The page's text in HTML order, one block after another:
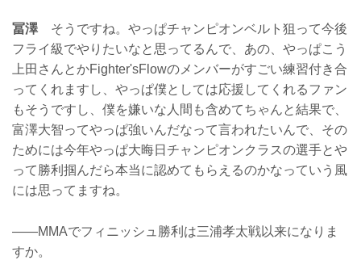
冨澤そうですね。やっぱチャンピオンベルト狙って今後
フライ級でやりたいなと思ってるんで、あの、やっぱこう
上田さんとかFighter'sFlowのメンバーがすごい練習付き合
ってくれますし、やっぱ僕としては応援してくれるファン
もそうですし、僕を嫌いな人間も含めてちゃんと結果で、
富澤大智ってやっぱ強いんだなって言われたいんで、その
ためには今年やっぱ大晦日チャンピオンクラスの選手とや
って勝利掴んだら本当に認めてもらえるのかなっていう風
には思ってますね。
——MMAでフィニッシュ勝利は三浦孝太戦以来になりま
すか。